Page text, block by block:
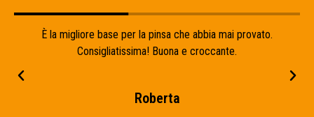
È la migliore base per la pinsa che abbia mai provato.
Consigliatissima! Buona e croccante.
Roberta